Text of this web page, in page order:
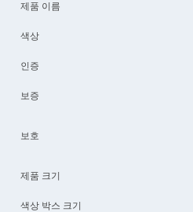
제품 이름
색상
인증
보증
보호
제품 크기
색상 박스 크기